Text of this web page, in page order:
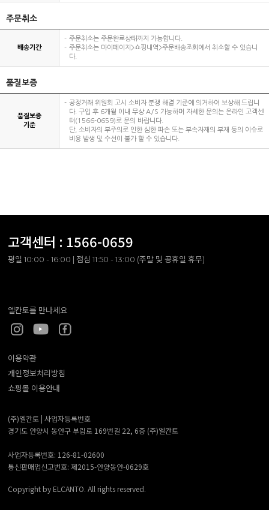
주문취소
배송기간
주문취소는 주문완료상태까지 가능합니다.
주문취소는 마이페이지>쇼핑내역>주문배송조회에서 취소할 수 있습니
다.
품질보증
품질보증
기준
공정거래 위원회 고시 소비자 분쟁 해결 기준에 의거하여 보상해 드립니
다. 구입 후 6개월 이내 무상 A/S 가능하며 자세한 문의는 온라인 고객센
터(1566-0659)로 문의 바랍니다.
단, 소비자의 부주의로 인한 심한 파손 또는 부속자재의 부재 등의 이슈로
비용 발생 및 수선이 불가 할 수 있습니다.
고객센터 : 1566-0659
평일 10:00 - 16:00 | 점심 11:50 - 13:00 (주말 및 공휴일 휴무)
엘칸토를 만나세요
이용약관
개인정보처리방침
쇼핑몰 이용안내
(주)엘칸토 | 사업자등록번호
경기도 안양시 동안구 부림로 169번길 22, 6층 (주)엘칸토
사업자등록번호: 126-81-02600
통신판매업신고번호: 제2015-안양동안-0629호
Copyright by ELCANTO. All rights reserved.